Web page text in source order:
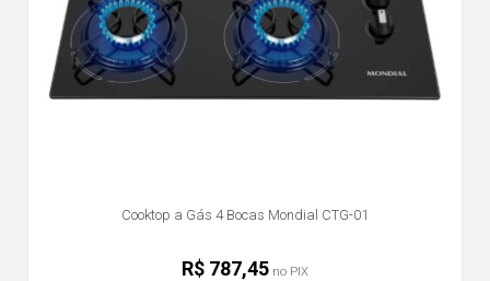
Cooktop a Gás 4 Bocas Mondial CTG-01
R$ 787,45 no PIX